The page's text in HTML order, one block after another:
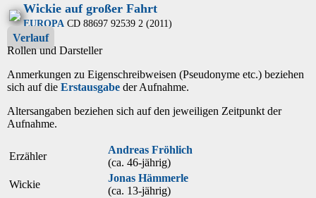
Wickie auf großer Fahrt
EUROPA CD 88697 92539 2 (2011)
Verlauf
Rollen und Darsteller
Anmerkungen zu Eigenschreibweisen (Pseudonyme etc.) beziehen
sich auf die Erstausgabe der Aufnahme.
Altersangaben beziehen sich auf den jeweiligen Zeitpunkt der
Aufnahme.
Erzähler
Andreas Fröhlich
(ca. 46‑jährig)
Wickie
Jonas Hämmerle
(ca. 13‑jährig)